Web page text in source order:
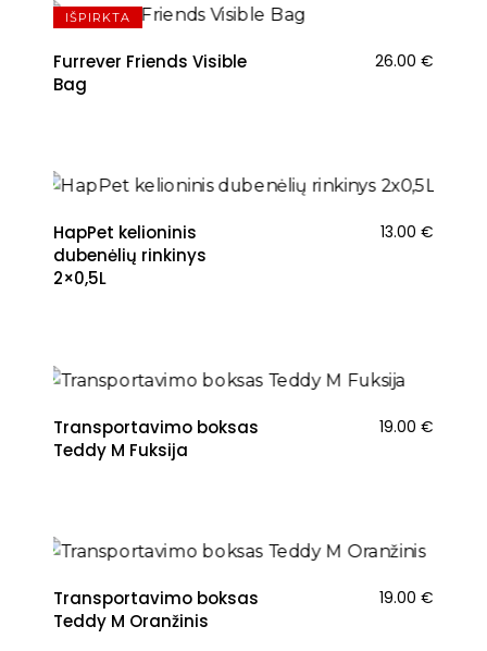
IŠPIRKTA
Furrever Friends Visible
Bag
26.00 €
HapPet kelioninis
dubenėlių rinkinys
2×0,5L
13.00 €
Transportavimo boksas
Teddy M Fuksija
19.00 €
Transportavimo boksas
Teddy M Oranžinis
19.00 €